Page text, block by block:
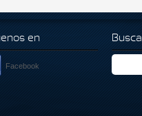
en
Facebook